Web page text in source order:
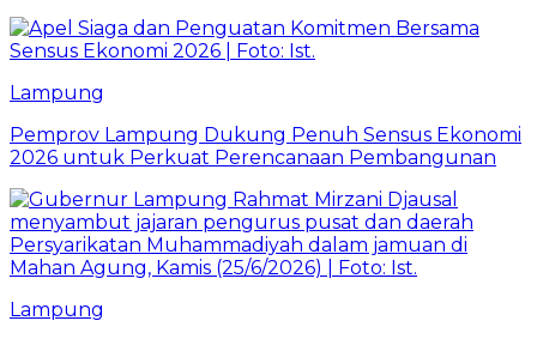
Lampung
Pemprov Lampung Dukung Penuh Sensus Ekonomi
2026 untuk Perkuat Perencanaan Pembangunan
Lampung